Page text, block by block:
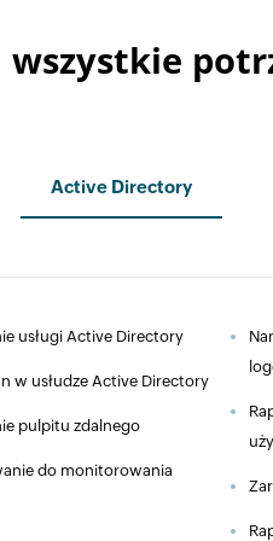
wszystkie
Active Directory
usługi Active Directory
w usłudze Active Directory
pulpitu zdalnego
do monitorowania